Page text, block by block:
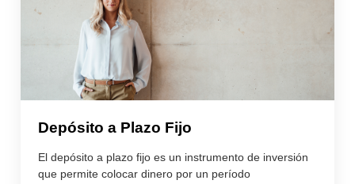
Depósito a Plazo Fijo
El depósito a plazo fijo es un instrumento de inversión
que permite colocar dinero por un período